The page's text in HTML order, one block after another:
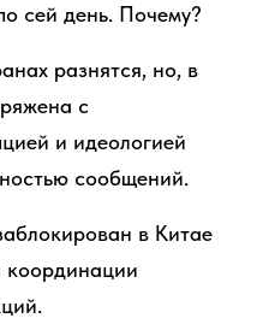
сей день. Почему?
разнятся, но, в
с
и идеологией
сообщений.
в Китае
координации